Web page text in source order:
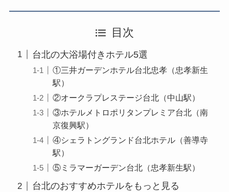
目次
台北の大浴場付きホテル5選
①三井ガーデンホテル台北忠孝（忠孝新生
駅）
②オークラプレステージ台北（中山駅）
③ホテルメトロポリタンプレミア台北（南
京復興駅）
④シェラトングランド台北ホテル（善導寺
駅）
⑤ミラマーガーデン台北（忠孝新生駅）
台北のおすすめホテルをもっと見る